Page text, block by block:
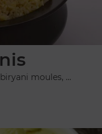
moules, ...